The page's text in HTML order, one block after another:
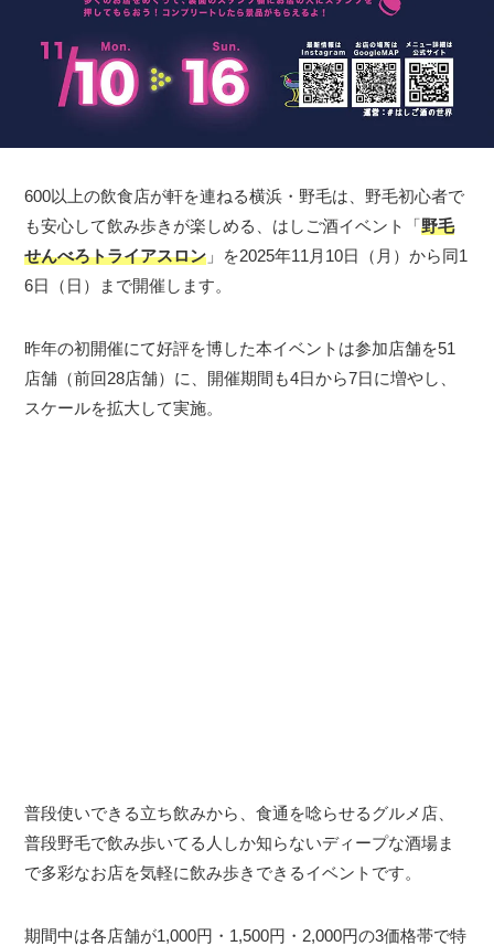
600以上の飲食店が軒を連ねる横浜・野毛は、野毛初心者で
も安心して飲み歩きが楽しめる、はしご酒イベント「野毛
せんべろトライアスロン 」を2025年11月10日（月）から同1
6日（日）まで開催します。
昨年の初開催にて好評を博した本イベントは参加店舗を51
店舗（前回28店舗）に、開催期間も4日から7日に増やし、
スケールを拡大して実施。
普段使いできる立ち飲みから、食通を唸らせるグルメ店、
普段野毛で飲み歩いてる人しか知らないディープな酒場ま
で多彩なお店を気軽に飲み歩きできるイベントです。
期間中は各店舗が1,000円・1,500円・2,000円の3価格帯で特